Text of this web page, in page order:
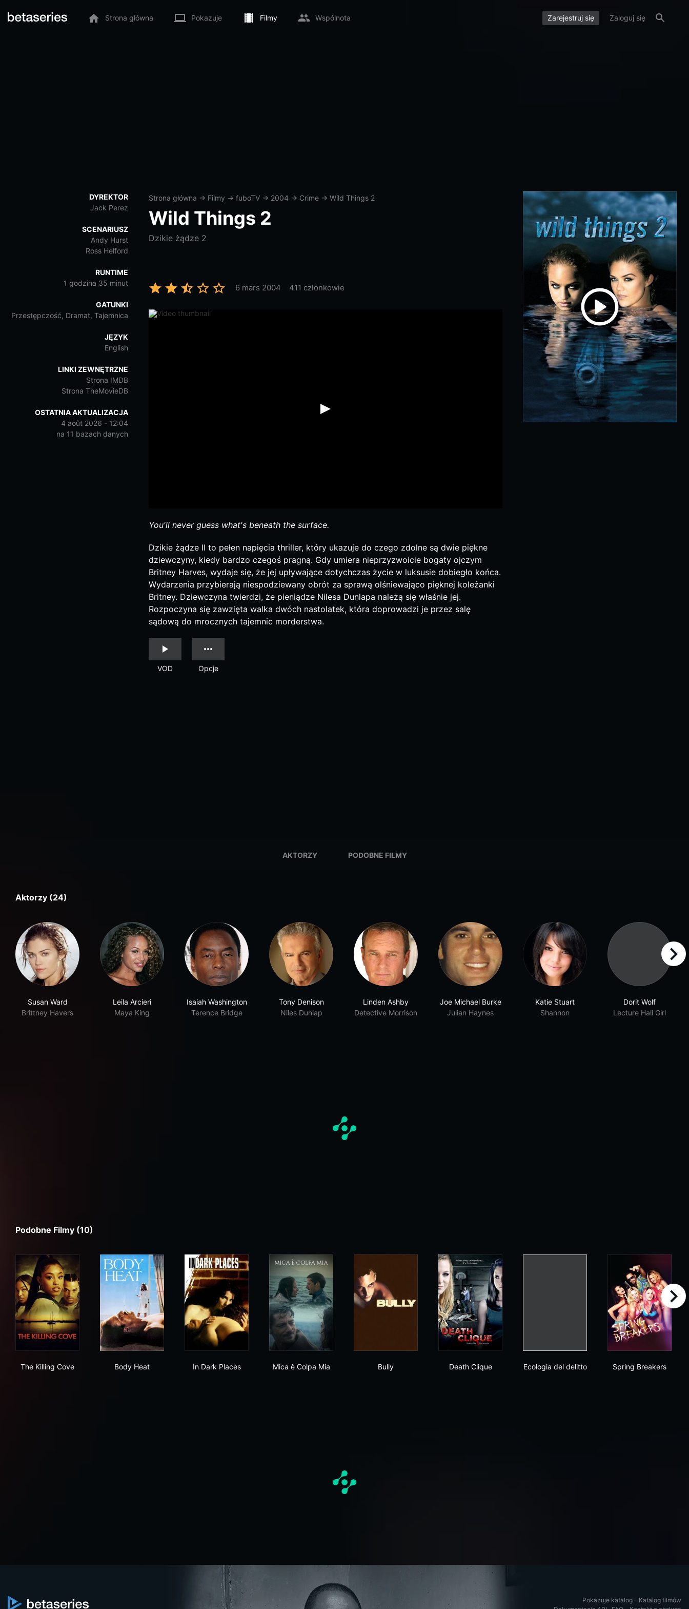
Strona główna Pokazuje Filmy Wspólnota Zarejestruj się Zaloguj się
DYREKTOR
Jack Perez
SCENARIUSZ
Andy Hurst
Ross Helford
RUNTIME
1 godzina 35 minut
GATUNKI
Przestępczość, Dramat, Tajemnica
JĘZYK
English
LINKI ZEWNĘTRZNE
Strona IMDB
Strona TheMovieDB
OSTATNIA AKTUALIZACJA
4 août 2026 - 12:04
na 11 bazach danych
Strona główna → Filmy → fuboTV → 2004 → Crime → Wild Things 2
Wild Things 2
Dzikie żądze 2
6 mars 2004 411 członkowie
You'll never guess what's beneath the surface.
Dzikie żądze II to pełen napięcia thriller, który ukazuje do czego zdolne są dwie piękne
dziewczyny, kiedy bardzo czegoś pragną. Gdy umiera nieprzyzwoicie bogaty ojczym
Britney Harves, wydaje się, że jej upływające dotychczas życie w luksusie dobiegło końca.
Wydarzenia przybierają niespodziewany obrót za sprawą olśniewająco pięknej koleżanki
Britney. Dziewczyna twierdzi, że pieniądze Nilesa Dunlapa należą się właśnie jej.
Rozpoczyna się zawzięta walka dwóch nastolatek, która doprowadzi je przez salę
sądową do mrocznych tajemnic morderstwa.
VOD Opcje
AKTORZY PODOBNE FILMY
Aktorzy (24)
Susan Ward
Brittney Havers
Leila Arcieri
Maya King
Isaiah Washington
Terence Bridge
Tony Denison
Niles Dunlap
Linden Ashby
Detective Morrison
Joe Michael Burke
Julian Haynes
Katie Stuart
Shannon
Dorit Wolf
Lecture Hall Girl
right
Podobne Filmy (10)
The Killing Cove
Body Heat
In Dark Places
Mica è Colpa Mia
Bully
Death Clique
Ecologia del delitto
Spring Breakers
right
Pokazuje katalog · Katalog filmów